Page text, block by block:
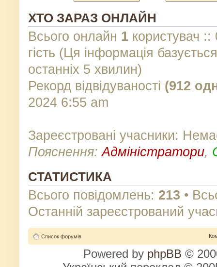
ХТО ЗАРАЗ ОНЛАЙН
Всього онлайн 1 користувач ::
гість (Ця інформація
останніх 5 хвилин)
Рекорд відвідуваності (912
2024 6:55 am
Зареєстровані учасники:
Пояснення:Адміністратори,
СТАТИСТИКА
Всього повідомлень: 213 •
Останній зареєстрований
Список форумів
Powered by phpBB ©